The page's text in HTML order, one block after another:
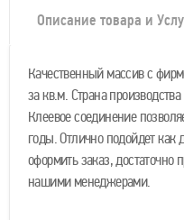
Описание товара и
Качественный массив с
за кв.м. Страна
Клеевое соединение
годы. Отлично подойдет как
оформить заказ, достаточно
нашими менеджерами.